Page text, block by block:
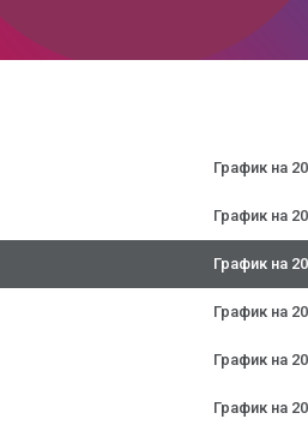
График на
График на
График на
График на
График на
График на